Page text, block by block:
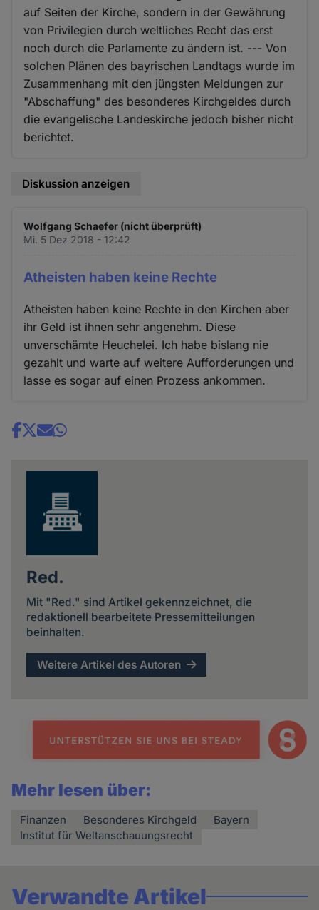
auf Seiten der Kirche, sondern in der Gewährung
von Privilegien durch weltliches Recht das erst
noch durch die Parlamente zu ändern ist. --- Von
solchen Plänen des bayrischen Landtags wurde im
Zusammenhang mit den jüngsten Meldungen zur
"Abschaffung" des besonderes Kirchgeldes durch
die evangelische Landeskirche jedoch bisher nicht
berichtet.
Diskussion anzeigen
Wolfgang Schaefer (nicht überprüft)
Mi. 5 Dez 2018 - 12:42
Atheisten haben keine Rechte
Atheisten haben keine Rechte in den Kirchen aber
ihr Geld ist ihnen sehr angenehm. Diese
unverschämte Heuchelei. Ich habe bislang nie
gezahlt und warte auf weitere Aufforderungen und
lasse es sogar auf einen Prozess ankommen.
Share
Red.
Mit "Red." sind Artikel gekennzeichnet, die
redaktionell bearbeitete Pressemitteilungen
beinhalten.
Weitere Artikel des Autoren
Mehr lesen über:
Finanzen Besonderes Kirchgeld
Bayern
Institut für Weltanschauungsrecht
Verwandte Artikel